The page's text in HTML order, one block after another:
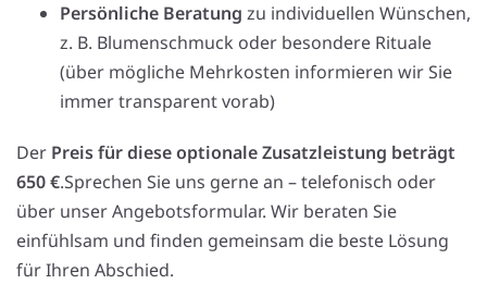
Persönliche Beratung zu individuellen Wünschen,
z. B. Blumenschmuck oder besondere Rituale
(über mögliche Mehrkosten informieren wir Sie
immer transparent vorab)
Der Preis für diese optionale Zusatzleistung beträgt
650 €.Sprechen Sie uns gerne an – telefonisch oder
über unser Angebotsformular. Wir beraten Sie
einfühlsam und finden gemeinsam die beste Lösung
für Ihren Abschied.